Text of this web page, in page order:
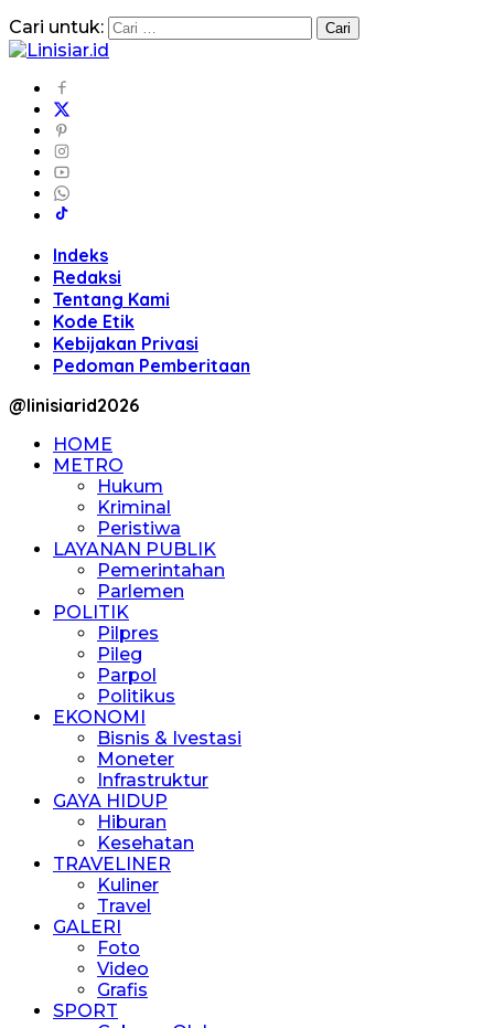
Cari untuk:
Indeks
Redaksi
Tentang Kami
Kode Etik
Kebijakan Privasi
Pedoman Pemberitaan
@linisiarid2026
HOME
METRO
Hukum
Kriminal
Peristiwa
LAYANAN PUBLIK
Pemerintahan
Parlemen
POLITIK
Pilpres
Pileg
Parpol
Politikus
EKONOMI
Bisnis & Ivestasi
Moneter
Infrastruktur
GAYA HIDUP
Hiburan
Kesehatan
TRAVELINER
Kuliner
Travel
GALERI
Foto
Video
Grafis
SPORT